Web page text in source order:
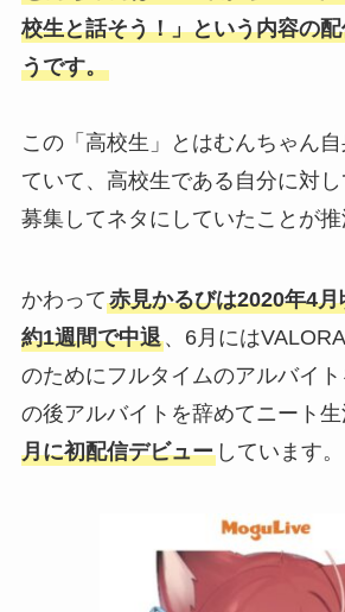
校生と話そう！」という内容の
うです。
この「高校生」とはむんちゃん
ていて、高校生である自分に対
募集してネタにしていたことが推
かわって赤見かるびは2020年4
約1週間で中退、6月には
のためにフルタイムのアルバイ
の後アルバイトを辞めてニート
月に初配信デビューしています。